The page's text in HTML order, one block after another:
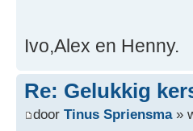
Ivo,Alex en Henny.
Re: Gelukkig
door Tinus Spriensma»